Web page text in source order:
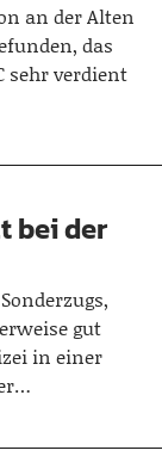
an der Alten
das
sehr verdient
bei der
gut
in einer